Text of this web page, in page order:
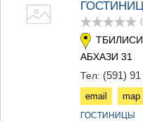
СТЕПАНЦМИНДА
ГУДАУРИ
РАЧА-ЛЕЧХУМИ/НИЖНЯЯ
АМБРОЛАУРИ
ТБИЛИСИ.
АБХАЗИ 31
Тел: (591)
email map
ГОСТИНИЦЫ